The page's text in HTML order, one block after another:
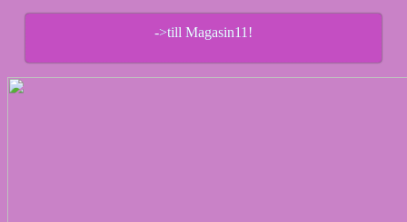
->till Magasin11!